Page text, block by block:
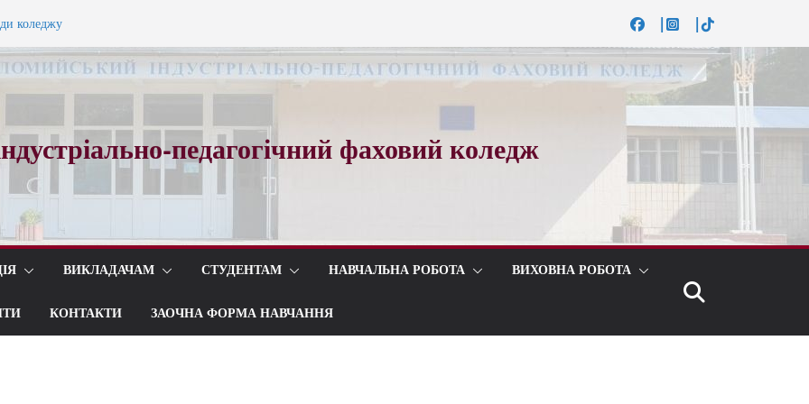
коледжу
вальсу…
педагогічний фаховий коледж
ВИКЛАДАЧАМ СТУДЕНТАМ НАВЧАЛЬНА РОБОТА ВИХОВНА РОБОТА
КОНТАКТИ ЗАОЧНА ФОРМА НАВЧАННЯ